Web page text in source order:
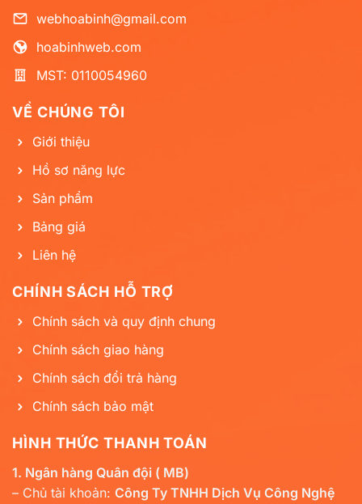
webhoabinh@gmail.com
hoabinhweb.com
MST: 0110054960
VỀ CHÚNG TÔI
Giới thiệu
Hồ sơ năng lực
Sản phẩm
Bảng giá
Liên hệ
CHÍNH SÁCH HỖ TRỢ
Chính sách và quy định chung
Chính sách giao hàng
Chính sách đổi trả hàng
Chính sách bảo mật
HÌNH THỨC THANH TOÁN
1. Ngân hàng Quân đội ( MB)
– Chủ tài khoản: Công Ty TNHH Dịch Vụ Công Nghệ